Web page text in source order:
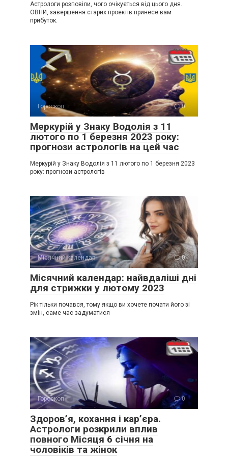
Астрологи розповіли, чого очікується від цього дня.
ОВНИ, завершення старих проектів принесе вам
прибуток.
Гороскоп 0
Меркурій у Знаку Водолія з 11
лютого по 1 березня 2023 року:
прогнози астрологів на цей час
Меркурій у Знаку Водолія з 11 лютого по 1 березня 2023
року: прогнози астрологів
Місячний календар 0
Місячний календар: найвдаліші дні
для стрижки у лютому 2023
Рік тільки почався, тому якщо ви хочете почати його зі
змін, саме час задуматися
Гороскоп 0
Здоров’я, кохання і кар’єра.
Астрологи розкрили вплив
повного Місяця 6 січня на
чоловіків та жінок